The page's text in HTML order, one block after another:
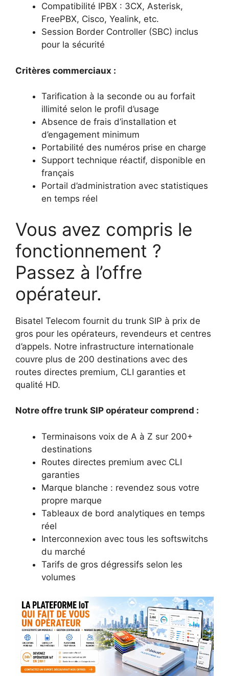
Compatibilité IPBX : 3CX, Asterisk,
FreePBX, Cisco, Yealink, etc.
Session Border Controller (SBC) inclus
pour la sécurité
Critères commerciaux :
Tarification à la seconde ou au forfait
illimité selon le profil d’usage
Absence de frais d’installation et
d’engagement minimum
Portabilité des numéros prise en charge
Support technique réactif, disponible en
français
Portail d’administration avec statistiques
en temps réel
Vous avez compris le
fonctionnement ?
Passez à l’offre
opérateur.
Bisatel Telecom fournit du trunk SIP à prix de
gros pour les opérateurs, revendeurs et centres
d’appels. Notre infrastructure internationale
couvre plus de 200 destinations avec des
routes directes premium, CLI garanties et
qualité HD.
Notre offre trunk SIP opérateur comprend :
Terminaisons voix de A à Z sur 200+
destinations
Routes directes premium avec CLI
garanties
Marque blanche : revendez sous votre
propre marque
Tableaux de bord analytiques en temps
réel
Interconnexion avec tous les softswitchs
du marché
Tarifs de gros dégressifs selon les
volumes